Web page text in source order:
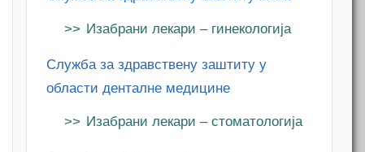
Изабрани лекари – гинекологија
Служба за здравствену заштиту у
области денталне медицине
Изабрани лекари – стоматологија